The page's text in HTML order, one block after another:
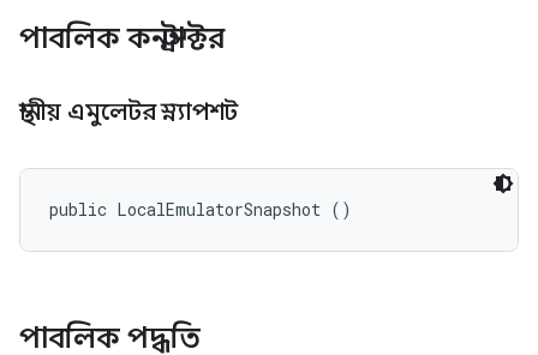
পাবলিক কনস্ট্রাক্টর
স্থানীয় এমুলেটর স্ন্যাপশট
public LocalEmulatorSnapshot ()
পাবলিক পদ্ধতি